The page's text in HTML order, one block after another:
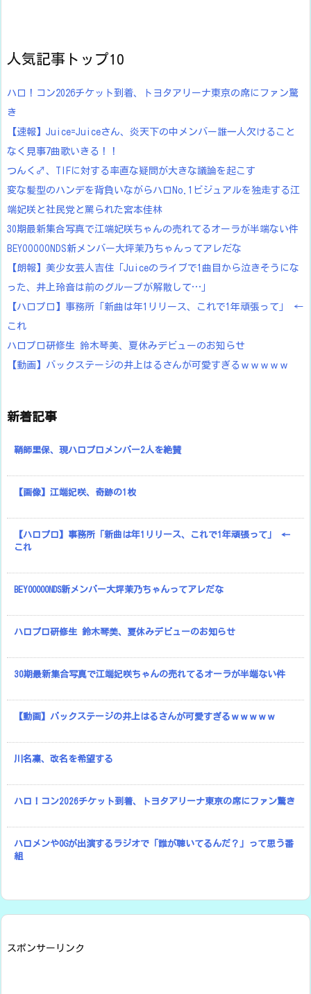
人気記事トップ10
ハロ！コン2026チケット到着、トヨタアリーナ東京の席にファン驚
き
【速報】Juice=Juiceさん、炎天下の中メンバー誰一人欠けること
なく見事7曲歌いきる！！
つんく♂、TIFに対する率直な疑問が大きな議論を起こす
変な髪型のハンデを背負いながらハロNo.1ビジュアルを独走する江
端妃咲と社民党と罵られた宮本佳林
30期最新集合写真で江端妃咲ちゃんの売れてるオーラが半端ない件
BEYOOOOONDS新メンバー大坪茉乃ちゃんってアレだな
【朗報】美少女芸人吉住「Juiceのライブで1曲目から泣きそうにな
った、井上玲音は前のグループが解散して…」
【ハロプロ】事務所「新曲は年1リリース、これで1年頑張って」 ←
これ
ハロプロ研修生 鈴木琴美、夏休みデビューのお知らせ
【動画】バックステージの井上はるさんが可愛すぎるｗｗｗｗｗ
新着記事
鞘師里保、現ハロプロメンバー2人を絶賛
【画像】江端妃咲、奇跡の1枚
【ハロプロ】事務所「新曲は年1リリース、これで1年頑張って」 ←
これ
BEYOOOOONDS新メンバー大坪茉乃ちゃんってアレだな
ハロプロ研修生 鈴木琴美、夏休みデビューのお知らせ
30期最新集合写真で江端妃咲ちゃんの売れてるオーラが半端ない件
【動画】バックステージの井上はるさんが可愛すぎるｗｗｗｗｗ
川名凜、改名を希望する
ハロ！コン2026チケット到着、トヨタアリーナ東京の席にファン驚き
ハロメンやOGが出演するラジオで「誰が聴いてるんだ？」って思う番
組
スポンサーリンク